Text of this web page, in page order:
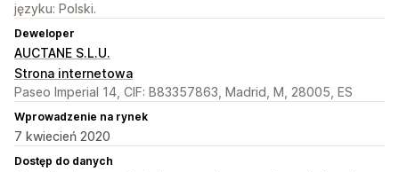
języku: Polski.
Deweloper
AUCTANE S.L.U.
Strona internetowa
Paseo Imperial 14, CIF: B83357863, Madrid, M, 28005, ES
Wprowadzenie na rynek
7 kwiecień 2020
Dostęp do danych